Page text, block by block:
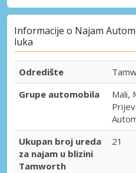
Informacije o Najam
luka
Odredište
Grupe automobila
Mali,
Ukupan broj ureda
za najam u blizini
Tamworth
21